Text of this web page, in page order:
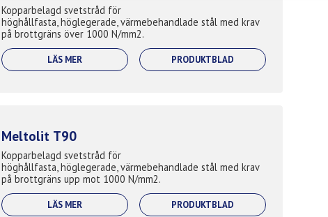
Kopparbelagd svetstråd för
höghållfasta, höglegerade, värmebehandlade stål med krav
på brottgräns över 1000 N/mm2.
LÄS MER PRODUKTBLAD
Meltolit T90
Kopparbelagd svetstråd för
höghållfasta, höglegerade, värmebehandlade stål med krav
på brottgräns upp mot 1000 N/mm2.
LÄS MER PRODUKTBLAD